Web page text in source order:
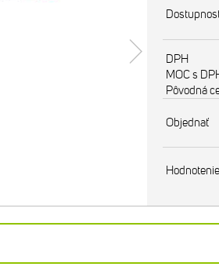
DPH
MOC s
Pôvodná
Objednať